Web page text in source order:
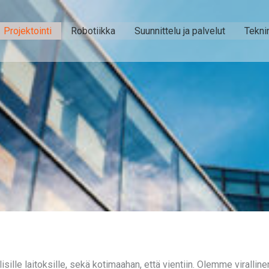
Projektointi Robotiikka Suunnittelu ja palvelut
laitoksille, sekä kotimaahan, että vientiin. Olemme